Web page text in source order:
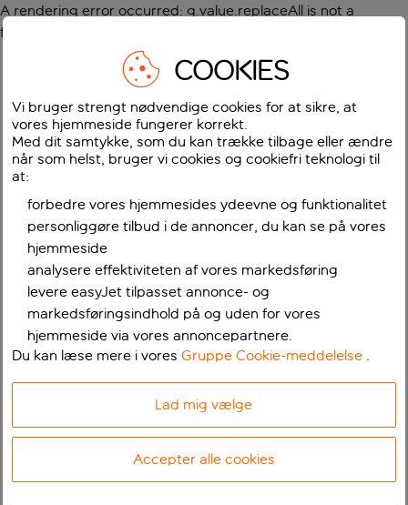
A rendering error occurred: g.value.replaceAll is not a
function
COOKIES
Vi bruger strengt nødvendige cookies for at sikre, at
vores hjemmeside fungerer korrekt.
Med dit samtykke, som du kan trække tilbage eller ændre
når som helst, bruger vi cookies og cookiefri teknologi til
at:
forbedre vores hjemmesides ydeevne og funktionalitet
personliggøre tilbud i de annoncer, du kan se på vores
hjemmeside
analysere effektiviteten af vores markedsføring
levere easyJet tilpasset annonce- og
markedsføringsindhold på og uden for vores
hjemmeside via vores annoncepartnere.
Du kan læse mere i voresGruppe Cookie-meddelelse .
Lad mig vælge
Accepter alle cookies